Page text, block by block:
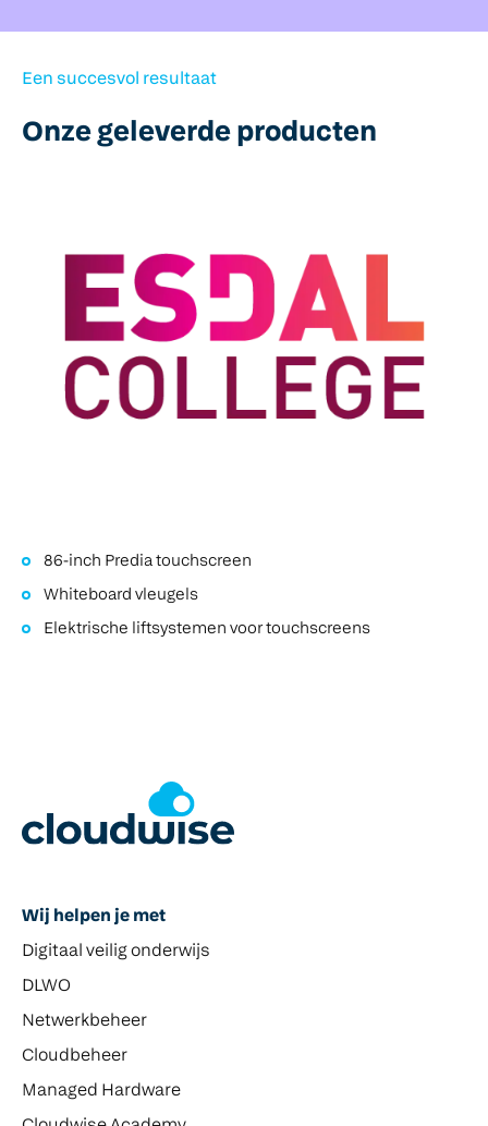
Een succesvol resultaat
Onze geleverde producten
86-inch Predia touchscreen
Whiteboard vleugels
Elektrische liftsystemen voor touchscreens
Wij helpen je met
Digitaal veilig onderwijs
DLWO
Netwerkbeheer
Cloudbeheer
Managed Hardware